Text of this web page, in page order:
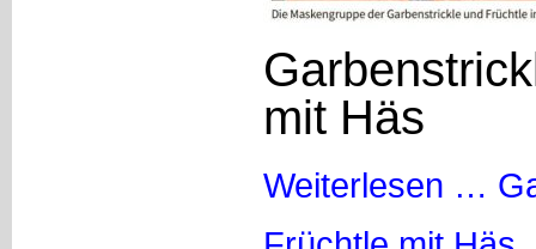
mit Häs
Weiterlesen …